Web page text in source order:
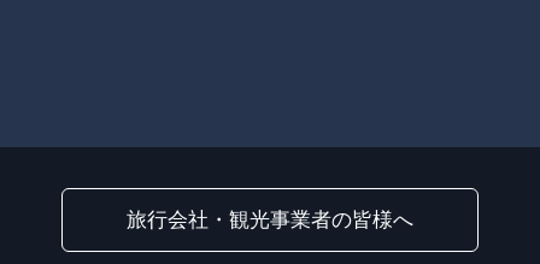
旅行会社・観光事業者の皆様へ